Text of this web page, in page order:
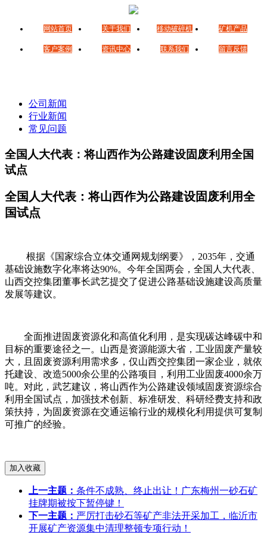
网站首页 关于我们 移动破碎机 矿机产品
客户案例 资讯中心 联系我们 留言反馈
公司新闻
行业新闻
常见问题
全国人大代表：将山西作为公路建设固废利用全国
试点
全国人大代表：将山西作为公路建设固废利用全
国试点
根据《国家综合立体交通网规划纲要》，2035年，交通
基础设施数字化率将达90%。今年全国两会，全国人大代表、
山西交控集团董事长武艺提交了促进公路基础设施建设高质量
发展等建议。
全面推进固废资源化和高值化利用，是实现碳达峰碳中和
目标的重要途径之一。山西是资源能源大省，工业固废产量较
大，且固废资源利用需求多，仅山西交控集团一家企业，就依
托建设、改造5000余公里的公路项目，利用工业固废4000余万
吨。对此，武艺建议，将山西作为公路建设领域固废资源综合
利用全国试点，加强技术创新、标准研发、科研经费支持和政
策扶持，为固废资源在交通运输行业的规模化利用提供可复制
可推广的经验。
上一主题： 条件不成熟、终止出让！广东梅州一砂石矿
挂牌期被按下暂停键！
下一主题： 严厉打击砂石等矿产非法开采加工，临沂市
开展矿产资源集中清理整顿专项行动！